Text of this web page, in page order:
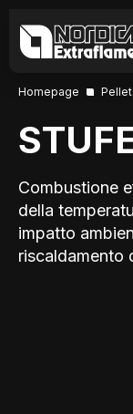
Homepage Pellet
Combustione
della
impatto
riscaldamento